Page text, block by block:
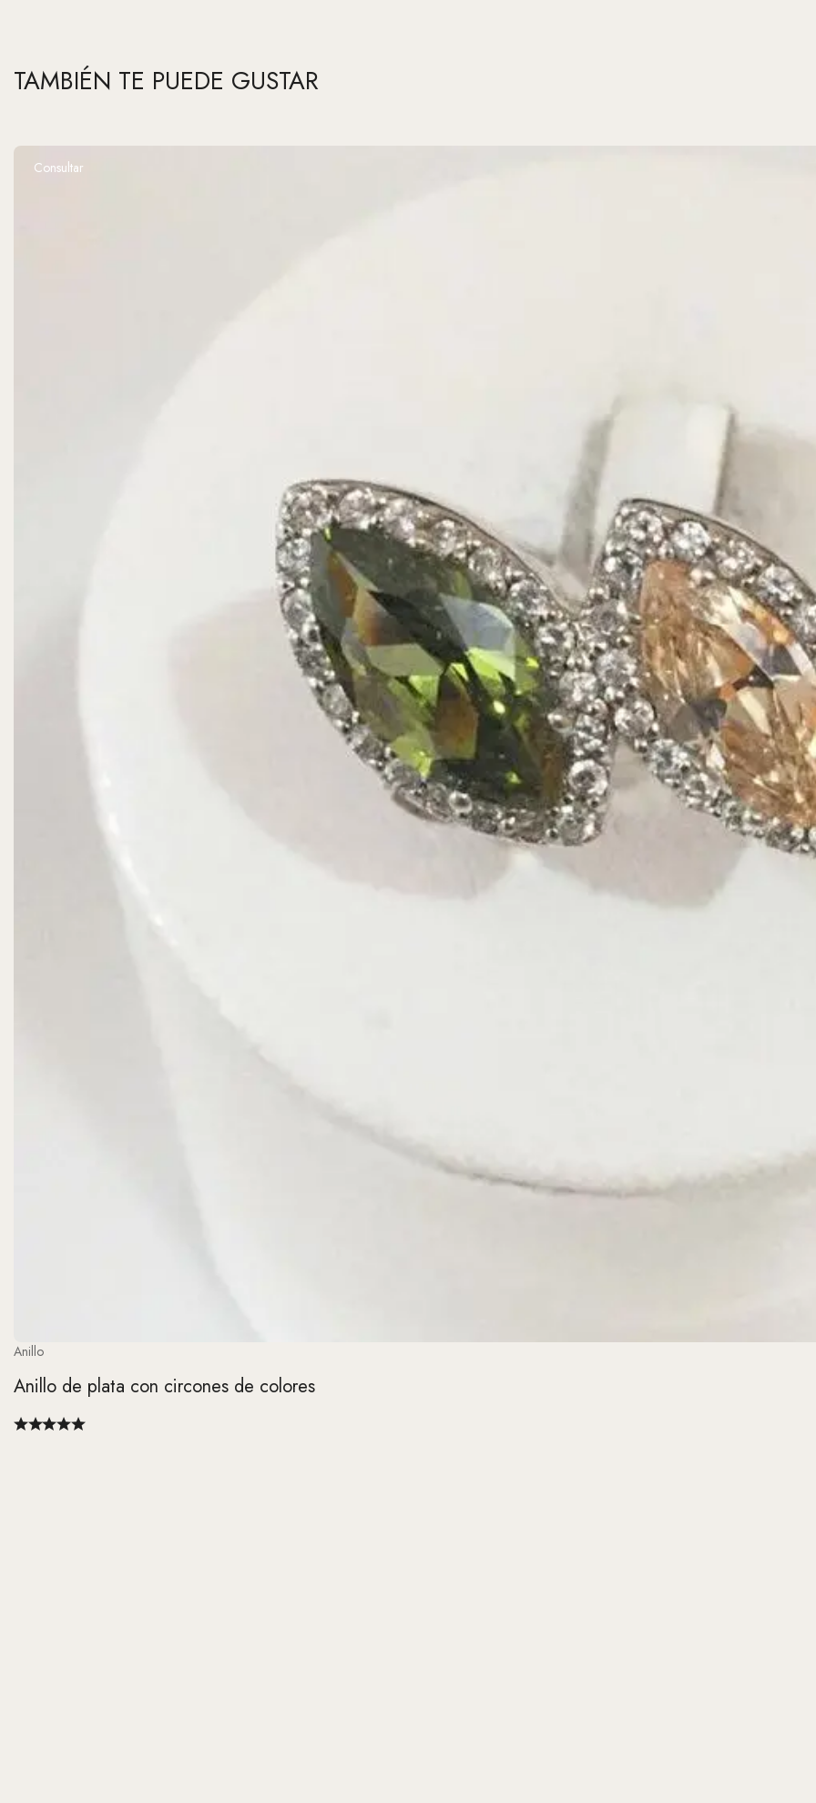
TAMBIÉN TE PUEDE GUSTAR
Consultar
Anillo
Anillo de plata con circones de colores